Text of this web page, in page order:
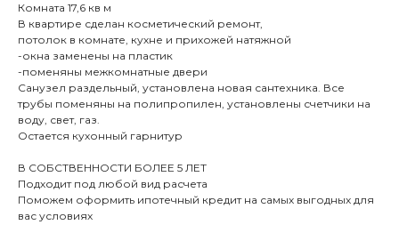
Комната 17,6 кв м
В квартире сделан косметический ремонт,
потолок в комнате, кухне и прихожей натяжной
-окна заменены на пластик
-поменяны межкомнатные двери
Санузел раздельный, установлена новая сантехника. Все
трубы поменяны на полипропилен, установлены счетчики на
воду, свет, газ.
Остается кухонный гарнитур
В СОБСТВЕННОСТИ БОЛЕЕ 5 ЛЕТ
Подходит под любой вид расчета
Поможем оформить ипотечный кредит на самых выгодных для
вас условиях